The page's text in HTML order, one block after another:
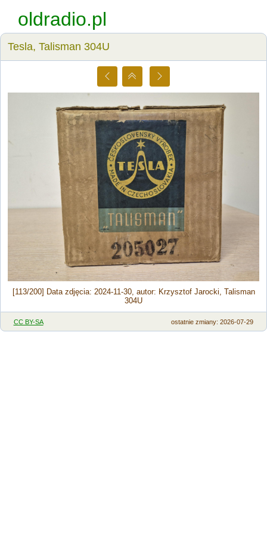
oldradio.pl
Tesla, Talisman 304U
[113/200] Data zdjęcia: 2024-11-30, autor: Krzysztof Jarocki, Talisman
304U
CC BY-SA ostatnie zmiany: 2026-07-29